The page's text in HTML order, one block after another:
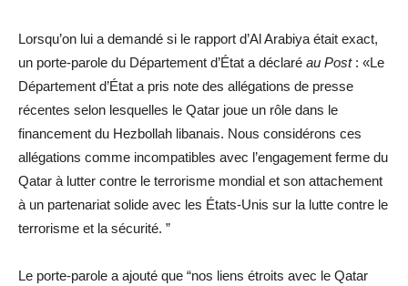
Lorsqu’on lui a demandé si le rapport d’Al Arabiya était exact,
un porte-parole du Département d’État a déclaré au Post: «Le
Département d’État a pris note des allégations de presse
récentes selon lesquelles le Qatar joue un rôle dans le
financement du Hezbollah libanais. Nous considérons ces
allégations comme incompatibles avec l’engagement ferme du
Qatar à lutter contre le terrorisme mondial et son attachement
à un partenariat solide avec les États-Unis sur la lutte contre le
terrorisme et la sécurité. ”
Le porte-parole a ajouté que “nos liens étroits avec le Qatar